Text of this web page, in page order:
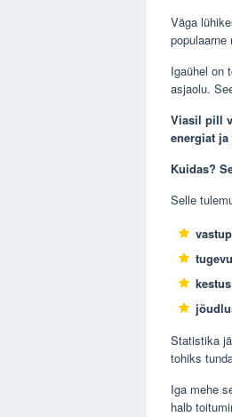
Väga
Igaühel on
asjaolu.
Viasil pill
energiat
Kuidas?
Selle
kestus
Statistika
tohiks
Iga mehe
halb